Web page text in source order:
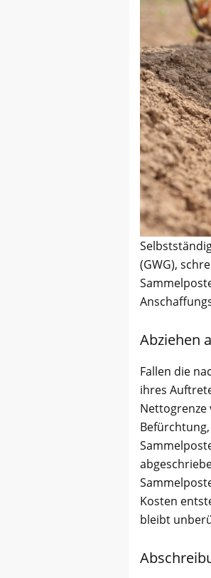
(GWG),
Abziehen
Fallen die
ihres
Nettogrenze
Kosten
bleibt